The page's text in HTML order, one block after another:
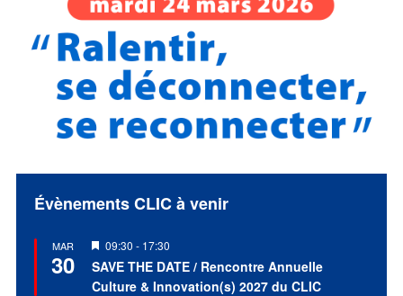
Évènements CLIC à venir
MAR
30
Mis
en
avant
09:30 - 17:30
SAVE THE DATE / Rencontre Annuelle
Culture & Innovation(s) 2027 du CLIC